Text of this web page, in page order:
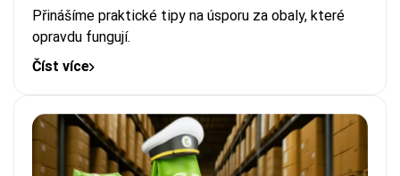
Přinášíme praktické tipy na úsporu za obaly, které
opravdu fungují.
Číst více